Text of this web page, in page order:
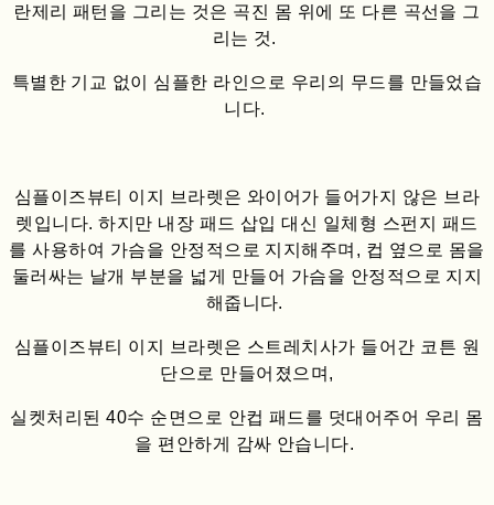
란제리 패턴을 그리는 것은 곡진 몸 위에 또 다른 곡선을 그
리는 것.
특별한 기교 없이 심플한 라인으로 우리의 무드를 만들었습
니다.
심플이즈뷰티 이지 브라렛은 와이어가 들어가지 않은 브라
렛입니다. 하지만 내장 패드 삽입 대신 일체형 스펀지 패드
를 사용하여 가슴을 안정적으로 지지해주며, 컵 옆으로 몸을
둘러싸는 날개 부분을 넓게 만들어 가슴을 안정적으로 지지
해줍니다.
심플이즈뷰티 이지 브라렛은 스트레치사가 들어간 코튼 원
단으로 만들어졌으며,
실켓처리된 40수 순면으로 안컵 패드를 덧대어주어 우리 몸
을 편안하게 감싸 안습니다.